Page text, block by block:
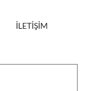
İLETİŞİM